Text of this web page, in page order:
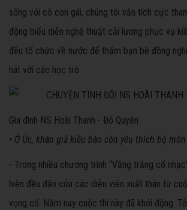
sống với cô con gái, chúng tôi vẫn tích cực
động biểu diễn nghệ thuật cải lương phục vụ
đều tổ chức về nước để thăm bạn bè đồng
hát với các học trò.
Gia đình NS Hoài Thanh - Đỗ Quyên
• Ở Úc, khán giả kiều bào còn yêu thích bộ
- Trong nhiều chương trình “Vầng trăng cổ
hiện đều đặn của các diễn viên xuất thân từ
vọng cổ. Năm nay cuộc thì này đã khởi động.